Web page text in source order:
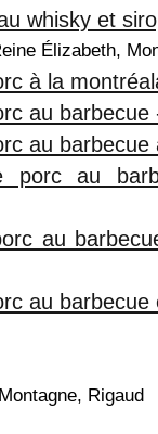
whisky et
Élizabeth,
à la
au barbecue
au
porc au
au
au barbecue
Rigaud